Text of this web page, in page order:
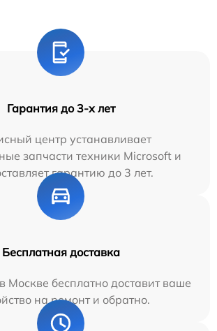
Гарантия до 3-х лет
центр устанавливает
запчасти техники Microsoft и
гарантию до 3 лет.
Бесплатная доставка
Москве бесплатно доставит ваше
на ремонт и обратно.